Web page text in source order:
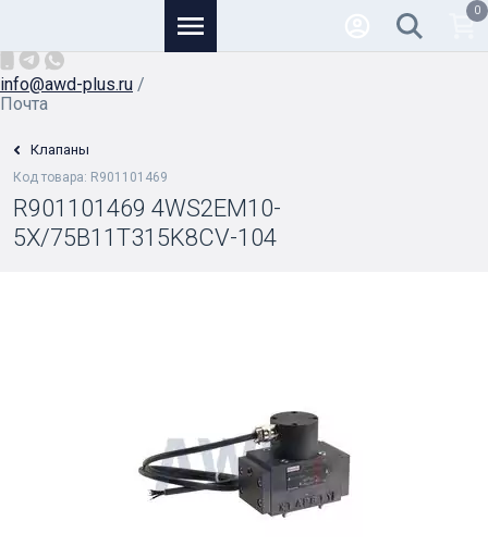
info@awd-plus.ru /
Почта
0
Клапаны
Код товара: R901101469
R901101469 4WS2EM10-
5X/75B11T315K8CV-104